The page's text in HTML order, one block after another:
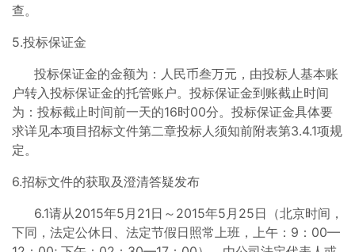
查。
5.投标保证金
投标保证金的金额为：人民币叁万元，由投标人基本账
户转入投标保证金的托管账户。投标保证金到账截止时间
为：投标截止时间前一天的16时00分。投标保证金具体要
求详见本项目招标文件第二章投标人须知前附表第3.4.1项规
定。
6.招标文件的获取及澄清答疑发布
6.1请从2015年5月21日～2015年5月25日（北京时间，
下同，法定公休日、法定节假日照常上班，上午：9：00—